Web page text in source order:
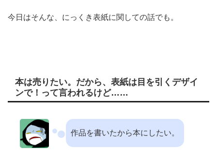
今日はそんな、にっくき表紙に関しての話でも。
本は売りたい。だから、表紙は目を引くデザイ
ンで！って言われるけど……
作品を書いたから本にしたい。